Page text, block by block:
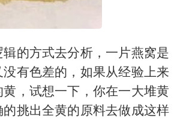
的方式去分析，一片燕窝是
有色差的，如果从经验上来
，试想一下，你在一大堆黄
挑出全黄的原料去做成这样